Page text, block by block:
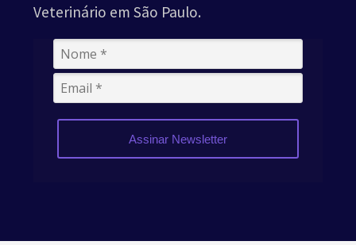
Veterinário em São Paulo.
Assinar Newsletter